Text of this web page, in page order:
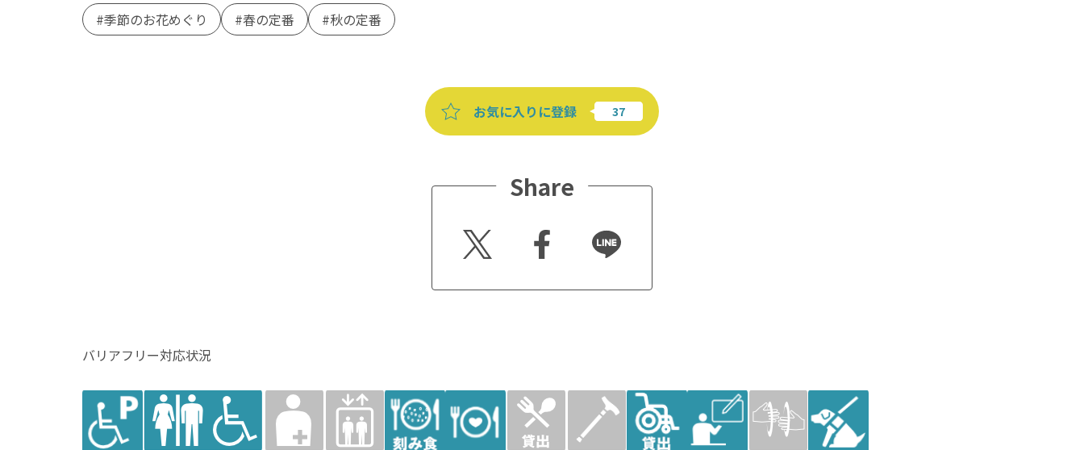
季節のお花めぐり 春の定番 秋の定番
お気に入りに登録
Share
Twitt
er
Faceb
ook
Line
バリアフリー対応状況
障害者用
駐車場
多目的トイレ オストメ
イト対応
トイレ
エレベー
ター
刻み食対
応
アレルギ
ー対応
レストラ
ンでの器
具の貸出
杖の貸出 車いすの
貸出
筆談対応 手話対応 補助犬受
入実績